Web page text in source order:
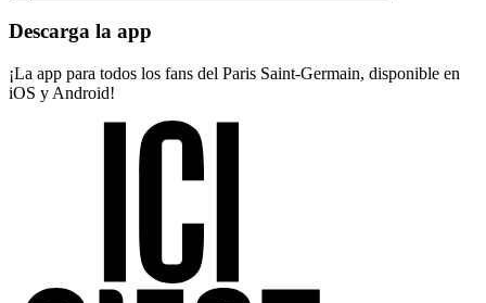
Descarga la app
¡La app para todos los fans del Paris Saint-Germain, disponible en
iOS y Android!